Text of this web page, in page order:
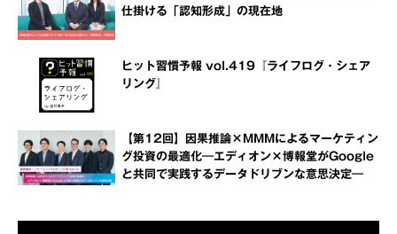
仕掛ける「認知形成」の現在地
ヒット習慣予報 vol.419『ライフログ・シェア
リング』
【第12回】因果推論×MMMによるマーケティン
グ投資の最適化―エディオン×博報堂がGoogle
と共同で実践するデータドリブンな意思決定―